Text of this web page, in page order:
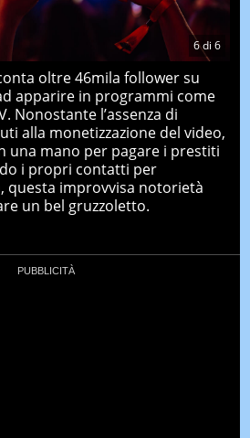
6di 6
oltre 46mila follower su
apparire in programmi come
Nonostante l’assenza di
alla monetizzazione del video,
una mano per pagare i prestiti
i propri contatti per
questa improvvisa notorietà
un bel gruzzoletto.